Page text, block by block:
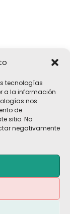
tecnologías
a la información
nos
de
sitio. No
negativamente
| Powered by
·Aviso Legal